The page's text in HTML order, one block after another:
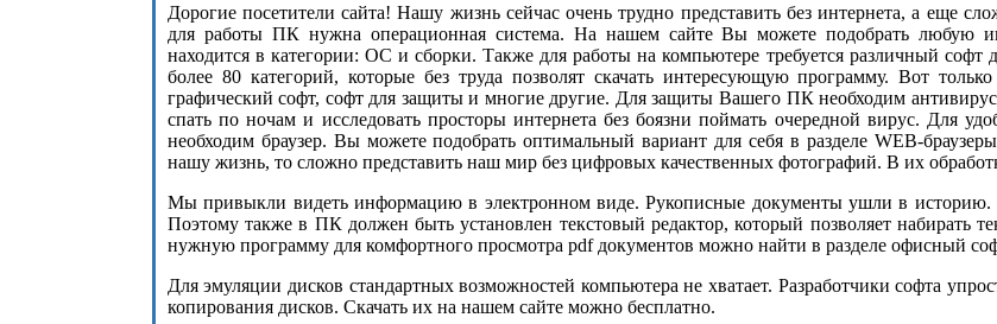
Дорогие посетители сайта! Нашу жизнь сейчас очень трудно представить без интернета, а еще
для работы ПК нужна операционная система. На нашем сайте Вы можете подобрать любую
находится в категории: ОС и сборки. Также для работы на компьютере требуется различный софт
более 80 категорий, которые без труда позволят скачать интересующую программу. Вот
графический софт, софт для защиты и многие другие. Для защиты Вашего ПК необходим
спать по ночам и исследовать просторы интернета без боязни поймать очередной вирус. Для
необходим браузер. Вы можете подобрать оптимальный вариант для себя в разделе WEB-
нашу жизнь, то сложно представить наш мир без цифровых качественных фотографий. В их
Мы привыкли видеть информацию в электронном виде. Рукописные документы ушли в историю.
Поэтому также в ПК должен быть установлен текстовый редактор, который позволяет набирать
нужную программу для комфортного просмотра pdf документов можно найти в разделе офисный
Для эмуляции дисков стандартных возможностей компьютера не хватает. Разработчики софта
копирования дисков. Скачать их на нашем сайте можно бесплатно.